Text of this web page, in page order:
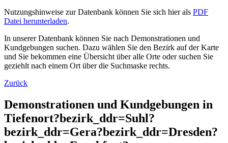
Nutzungshinweise zur Datenbank können Sie sich hier als PDF
Datei herunterladen.
In unserer Datenbank können Sie nach Demonstrationen und
Kundgebungen suchen. Dazu wählen Sie den Bezirk auf der Karte
und Sie bekommen eine Übersicht über alle Orte oder suchen Sie
geziehlt nach einem Ort über die Suchmaske rechts.
Zurück
Demonstrationen und Kundgebungen in
Tiefenort?bezirk_ddr=Suhl?
bezirk_ddr=Gera?bezirk_ddr=Dresden?